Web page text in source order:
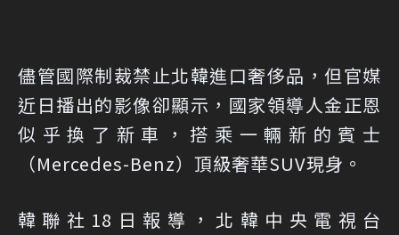
儘管國際制裁禁止北韓進口奢侈品，但官媒
近日播出的影像卻顯示，國家領導人金正恩
似乎換了新車，搭乘一輛新的賓士
（Mercedes-Benz）頂級奢華SUV現身。
韓聯社18日報導，北韓中央電視台